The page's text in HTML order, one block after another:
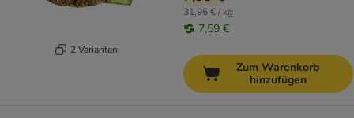
2 Varianten
31,96 € / kg
7,59 €
Zum Warenkorb
hinzufügen